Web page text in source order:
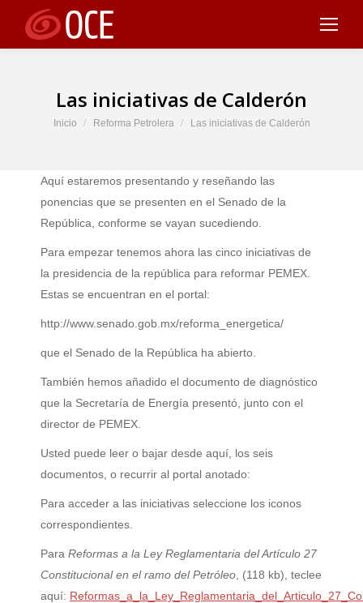
Las iniciativas de Calderón
Estás aquí:
Inicio Reforma Petrolera Las iniciativas de Calderón
Aquí estaremos presentando y reseñando las
ponencias que se presenten en el Senado de la
República, conforme se vayan sucediendo.
Para empezar tenemos ahora las cinco iniciativas de
la presidencia de la república para reformar PEMEX.
Estas se encuentran en el portal:
http://www.senado.gob.mx/reforma_energetica/
que el Senado de la República ha abierto.
También hemos añadido el documento de diagnóstico
que la Secretaría de Energía presentó, junto con el
director de PEMEX.
Usted puede leer o bajar desde aquí, los seis
documentos, o recurrir al portal anotado:
Para acceder a las iniciativas seleccione los iconos
correspondientes.
Para Reformas a la Ley Reglamentaria del Artículo 27
Constitucional en el ramo del Petróleo , (118 kb), teclee
aquí: